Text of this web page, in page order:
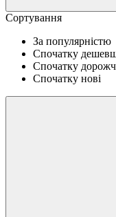
Сортування
За популярністю
Спочатку
Спочатку
Спочатку нові